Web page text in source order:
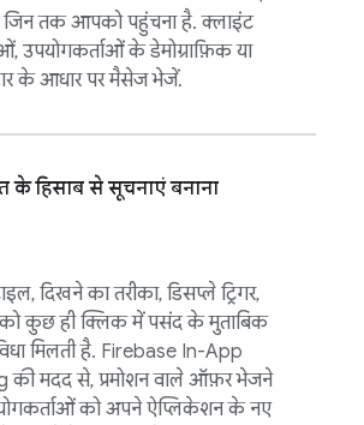
तक आपको पहुंचना है. क्लाइंट
उपयोगकर्ताओं के डेमोग्राफ़िक या
के आधार पर मैसेज भेजें.
के हिसाब से सूचनाएं बनाना
दिखने का तरीका, डिसप्ले ट्रिगर,
कुछ ही क्लिक में पसंद के मुताबिक
मिलती है. Firebase In-App
की मदद से, प्रमोशन वाले ऑफ़र भेजने
को अपने ऐप्लिकेशन के नए